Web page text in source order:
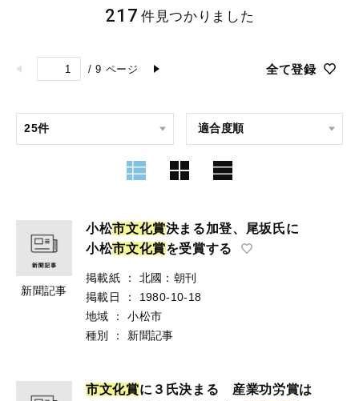
/ 9 ページ 全て登録
217 件見つかりました
新聞記事
小松市文化賞決まる加登、尾坂氏に
小松市文化賞を受賞する
掲載紙 ：
北國：朝刊
掲載日
：
1980-10-18
地域
：
小松市
種別
： 新聞記事
市文化賞に３氏決まる 産業功労賞は